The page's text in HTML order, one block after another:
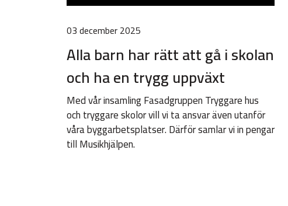
03 december 2025
Alla barn har rätt att gå i skolan
och ha en trygg uppväxt
Med vår insamling Fasadgruppen Tryggare hus
och tryggare skolor vill vi ta ansvar även utanför
våra byggarbetsplatser. Därför samlar vi in pengar
till Musikhjälpen.